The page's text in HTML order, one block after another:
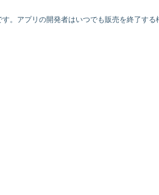
。アプリの開発者はいつでも販売を終了する